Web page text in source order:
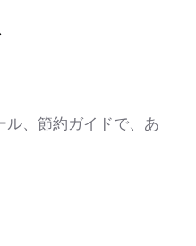
、節約ガイドで、あ